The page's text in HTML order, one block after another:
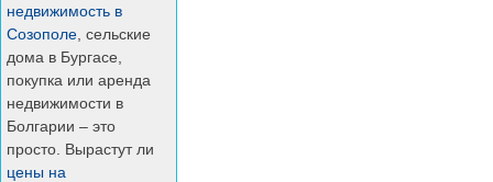
недвижимость в
Созополе , сельские
дома в Бургасе,
покупка или аренда
недвижимости в
Болгарии – это
просто. Вырастут ли
цены на